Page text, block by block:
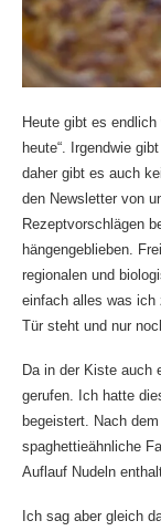
Heute gibt es
heute“. Irgendwie
daher gibt es auch
den Newsletter von
Rezeptvorschlägen
hängengeblieben.
regionalen und
einfach alles was ich
Tür steht und nur
Da in der Kiste auch
gerufen. Ich hatte
begeistert. Nach
spaghettieähnliche
Auflauf Nudeln
Ich sag aber gleich